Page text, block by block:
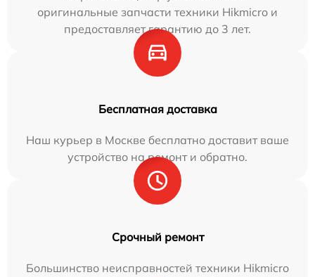
оригинальные запчасти техники Hikmicro и
предоставляет гарантию до 3 лет.
Бесплатная доставка
Наш курьер в Москве бесплатно доставит ваше
устройство на ремонт и обратно.
Срочный ремонт
Большинство неисправностей техники Hikmicro